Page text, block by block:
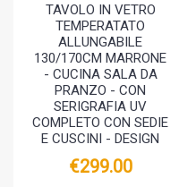
TAVOLO IN VETRO
TEMPERATATO
ALLUNGABILE
130/170CM MARRONE
- CUCINA SALA DA
PRANZO - CON
SERIGRAFIA UV
COMPLETO CON SEDIE
E CUSCINI - DESIGN
€299.00